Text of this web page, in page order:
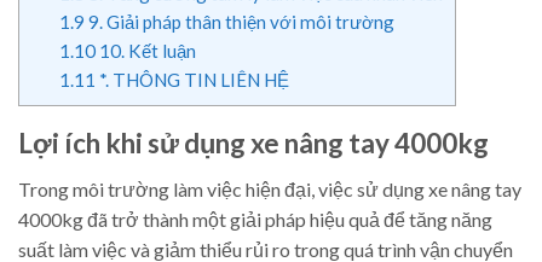
1.9 9. Giải pháp thân thiện với môi trường
1.1010. Kết luận
1.11 *. THÔNG TIN LIÊN HỆ
Lợi ích khi sử dụng xe nâng tay 4000kg
Trong môi trường làm việc hiện đại, việc sử dụng xe nâng tay
4000kg đã trở thành một giải pháp hiệu quả để tăng năng
suất làm việc và giảm thiểu rủi ro trong quá trình vận chuyển